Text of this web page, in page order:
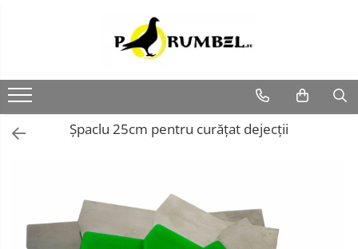
Șpaclu 25cm pentru curățat dejecții